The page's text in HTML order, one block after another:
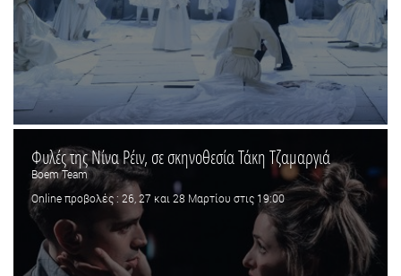
Φυλές της Νίνα Ρέιν, σε σκηνοθεσία Τάκη Τζαμαργιά
Boem Team
Οnline προβολές : 26, 27 και 28 Μαρτίου στις 19:00